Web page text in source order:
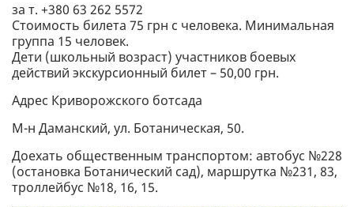
за т. +380 63 262 5572
Стоимость билета 75 грн с человека. Минимальная
группа 15 человек.
Дети (школьный возраст) участников боевых
действий экскурсионный билет – 50,00 грн.
Адрес Криворожского ботсада
М-н Даманский, ул. Ботаническая, 50.
Доехать общественным транспортом: автобус №228
(остановка Ботанический сад), маршрутка №231, 83,
троллейбус №18, 16, 15.